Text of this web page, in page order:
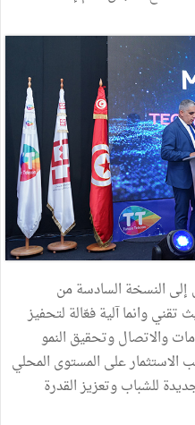
إلى النسخة السادسة من
وانما آلية فعّالة لتحفيز
والاتصال وتحقيق النمو
الاستثمار على المستوى المحلي
للشباب وتعزيز القدرة